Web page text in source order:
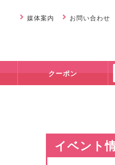
媒体案内 お問い合わせ
クーポン
イベント